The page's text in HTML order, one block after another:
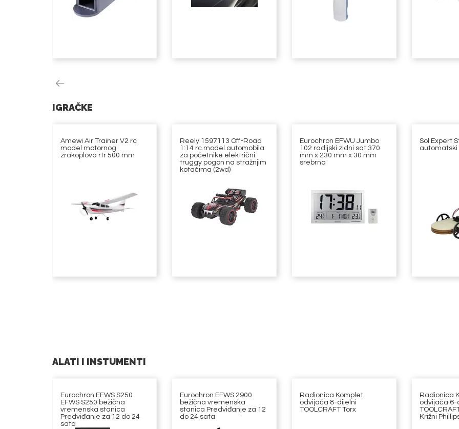
IGRAČKE
Amewi Air Trainer V2 rc
model motornog
zrakoplova rtr 500 mm
Reely 1597113 Off-Road
1:14 rc model automobila
za početnike električni
truggy pogon na stražnjim
kotačima (2wd)
Eurochron EFWU Jumbo
102 radijski zidni sat 370
mm x 230 mm x 30 mm
srebrna
Sol Expert
automatski
ALATI I INSTUMENTI
Eurochron EFWS S250
EFWS S250 bežična
vremenska stanica
Predviđanje za 12 do 24
sata
Eurochron EFWS 2900
bežična vremenska
stanica Predviđanje za 12
do 24 sata
Radionica Komplet
odvijača 8-dijelni
TOOLCRAFT Torx
Radionica
odvijača 6-
Križni